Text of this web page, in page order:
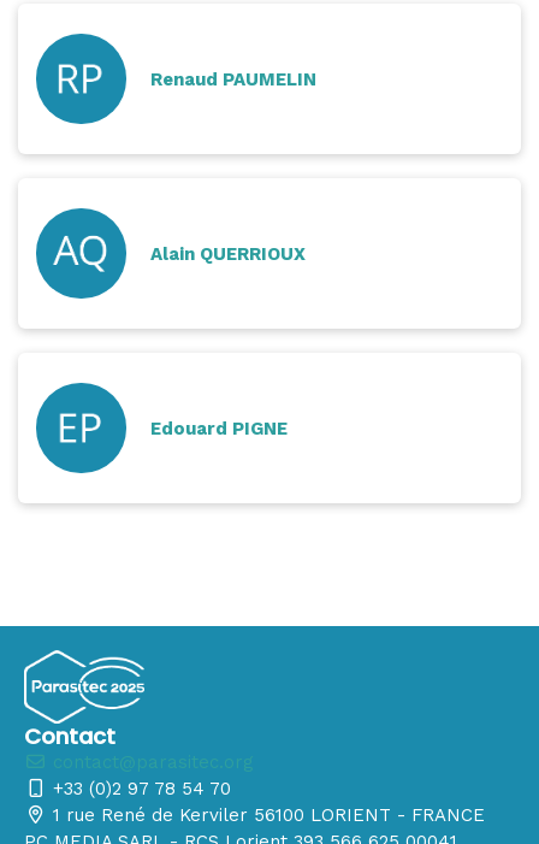
Renaud PAUMELIN
Alain QUERRIOUX
Edouard PIGNE
Contact
+33 (0)2 97 78 54 70
1 rue René de Kerviler 56100 LORIENT - FRANCE